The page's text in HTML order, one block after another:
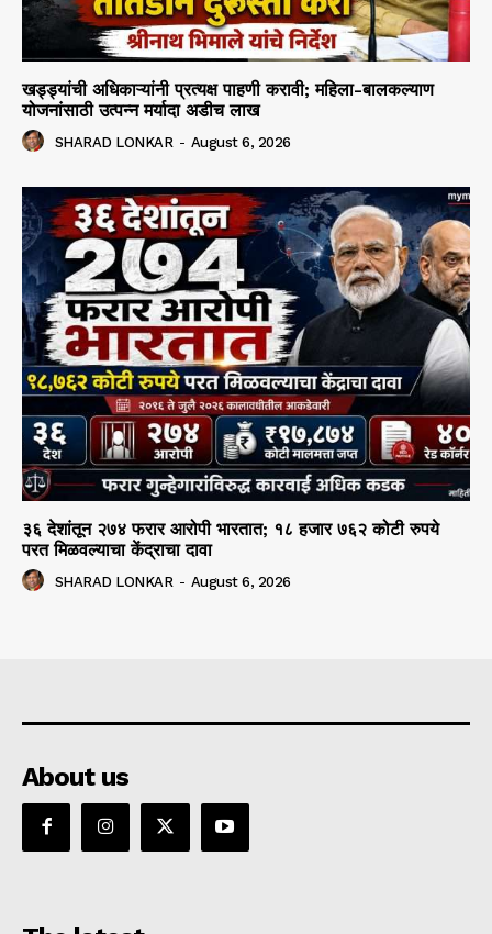
खड्ड्यांची अधिकाऱ्यांनी प्रत्यक्ष पाहणी करावी; महिला-बालकल्याण
योजनांसाठी उत्पन्न मर्यादा अडीच लाख
SHARAD LONKAR - August 6, 2026
३६ देशांतून २७४ फरार आरोपी भारतात; १८ हजार ७६२ कोटी रुपये
परत मिळवल्याचा केंद्राचा दावा
SHARAD LONKAR - August 6, 2026
About us